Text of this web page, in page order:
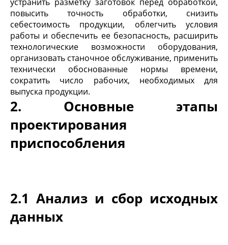
устранить разметку заготовок перед обработкой,
повысить точность обработки, снизить
себестоимость продукции, облегчить условия
работы и обеспечить ее безопасность, расширить
технологические возможности оборудования,
организовать станочное обслуживание, применить
технически обоснованные нормы времени,
сократить число рабочих, необходимых для
выпуска продукции.
2. Основные этапы
проектирования
приспособления
2.1 Анализ и сбор исходных
данных